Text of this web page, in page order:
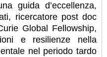
guida d’eccellenza,
ricercatore post doc
Global Fellowship,
e resilienze nella
nel periodo tardo